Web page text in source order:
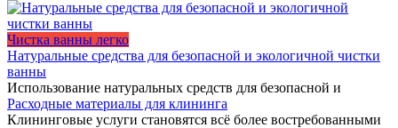
Чистка ванны легко
Натуральные средства для безопасной и экологичной чистки
ванны
Использование натуральных средств для безопасной и
Расходные материалы для клининга
Клининговые услуги становятся всё более востребованными